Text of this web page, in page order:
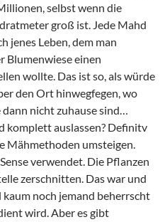
selbst wenn die
groß ist. Jede Mahd
jenes Leben, dem man
Blumenwiese einen
wollte. Das ist so, als würde
den Ort hinwegfegen, wo
nicht zuhause sind…
komplett auslassen? Definitv
Mähmethoden umsteigen.
verwendet. Die Pflanzen
zerschnitten. Das war und
noch jemand beherrscht
wird. Aber es gibt